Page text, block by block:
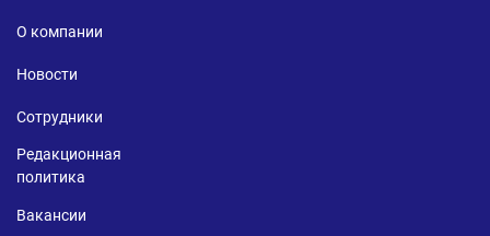
О компании
Новости
Сотрудники
Редакционная
политика
Вакансии